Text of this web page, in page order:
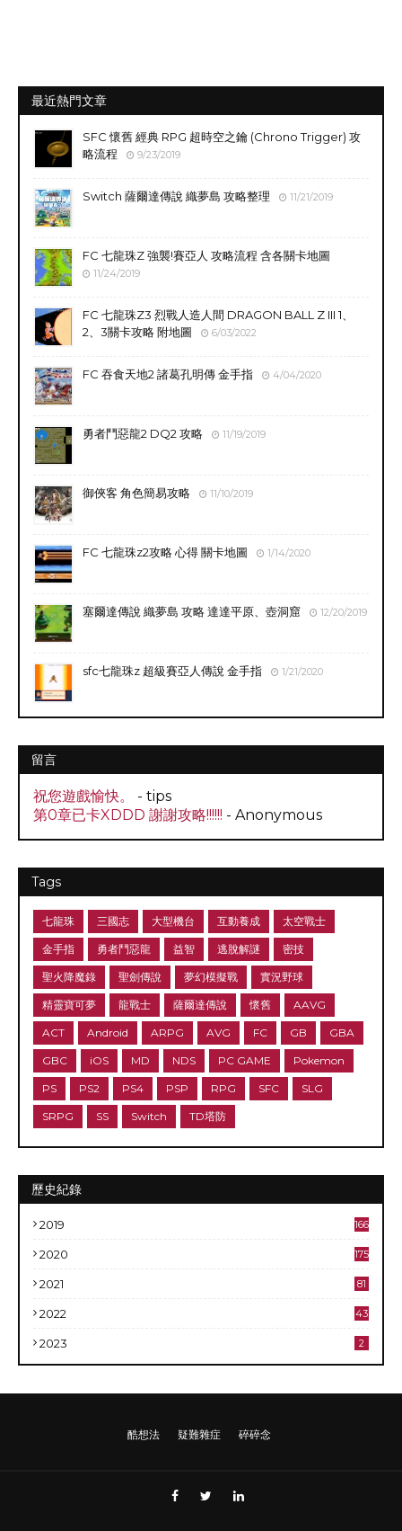
最近熱門文章
SFC 懷舊 經典 RPG 超時空之鑰 (Chrono Trigger) 攻
略流程
9/23/2019
Switch 薩爾達傳說 織夢島 攻略整理 11/21/2019
FC 七龍珠Z 強襲!賽亞人 攻略流程 含各關卡地圖
11/24/2019
FC 七龍珠Z3 烈戰人造人間 DRAGON BALL Z III 1、
2、3關卡攻略 附地圖
6/03/2022
FC 吞食天地2 諸葛孔明傳 金手指 4/04/2020
勇者鬥惡龍2 DQ2 攻略 11/19/2019
御俠客 角色簡易攻略 11/10/2019
FC 七龍珠z2攻略 心得 關卡地圖 1/14/2020
塞爾達傳說 織夢島 攻略 達達平原、壺洞窟 12/20/2019
sfc七龍珠z 超級賽亞人傳說 金手指 1/21/2020
留言
祝您遊戲愉快。
- tips
第0章已卡XDDD 謝謝攻略!!!!!! - Anonymous
Tags
七龍珠 三國志 大型機台 互動養成 太空戰士
金手指 勇者鬥惡龍 益智 逃脫解謎 密技
聖火降魔錄 聖劍傳說 夢幻模擬戰 實況野球
精靈寶可夢 龍戰士 薩爾達傳說 懷舊 AAVG
ACT Android ARPG AVG FC GB GBA
GBC iOS MD NDS PC GAME Pokemon
PS PS2 PS4 PSP RPG SFC SLG
SRPG SS Switch TD塔防
歷史紀錄
2019 166
2020 175
2021 81
2022 43
2023 2
酷想法 疑難雜症 碎碎念